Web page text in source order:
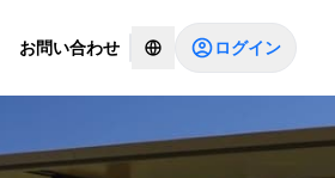
お問い合わせ ログイン
コンサルタントとチャットする